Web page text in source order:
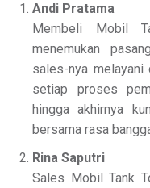
Andi Pratama
Membeli Mobil
menemukan
sales-nya melayani
setiap proses
hingga akhirnya
bersama rasa
Rina Saputri
Sales Mobil Tank